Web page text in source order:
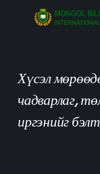
Хүсэл
чадварлаг,
иргэнийг